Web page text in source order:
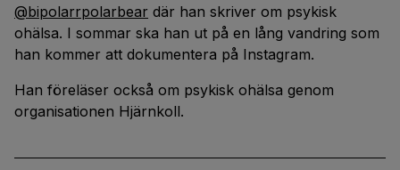
@bipolarrpolarbear där han skriver om psykisk
ohälsa. I sommar ska han ut på en lång vandring som
han kommer att dokumentera på Instagram.
Han föreläser också om psykisk ohälsa genom
organisationen Hjärnkoll.